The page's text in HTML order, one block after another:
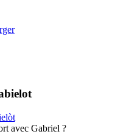
avec Gabriel ?